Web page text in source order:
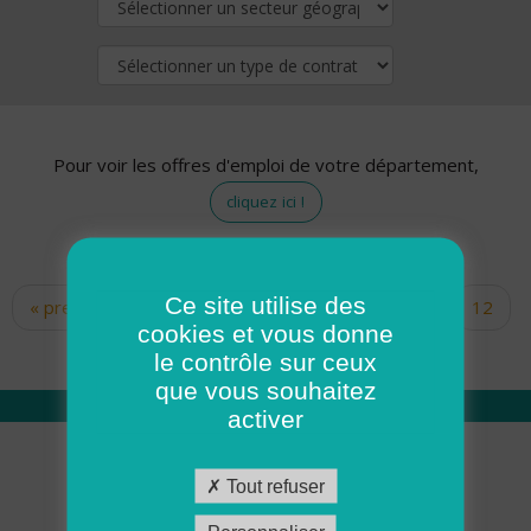
Pour voir les offres d'emploi de votre département,
cliquez ici !
Pages
« premier ‹ précédent … 10
12
14 15 16 17
Qui sommes nous
Académie ADMR
Ce site utilise des
cookies et vous donne
le contrôle sur ceux
que vous souhaitez
activer
Tout refuser